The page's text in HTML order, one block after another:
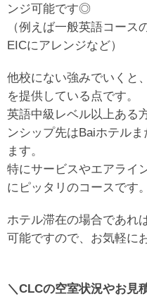
ンジ可能です◎
（例えば一般英語コー
EICにアレンジなど）
他校にない強みでいくと
を提供している点です。
英語中級レベル以上ある
ンシップ先はBaiホテル
ます。
特にサービスやエアライ
にピッタリのコースです。
ホテル滞在の場合であれ
可能ですので、お気軽に
＼CLCの空室状況やお見